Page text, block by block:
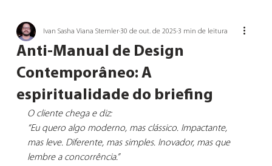
Anti-Manual de Design
Contemporâneo: A
espiritualidade do briefing
Ivan Sasha Viana Stemler30 de out. de 2025 3 min de leitura
O cliente chega e diz:
“Eu quero algo moderno, mas clássico. Impactante,
mas leve. Diferente, mas simples. Inovador, mas que
lembre a concorrência.”